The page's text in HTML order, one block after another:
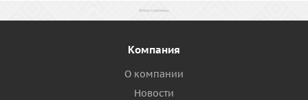
Компания
О компании
Новости